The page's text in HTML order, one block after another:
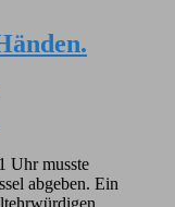
Uhr musste
abgeben. Ein